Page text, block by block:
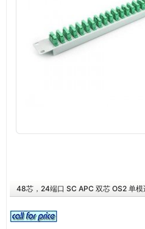
48芯，24端口 SC APC 双芯 OS2 单